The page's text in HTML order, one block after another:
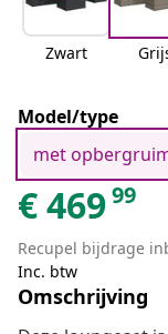
Zwart
Model/type
met
€46999
Recupel bijdrage
Inc. btw
Omschrijving